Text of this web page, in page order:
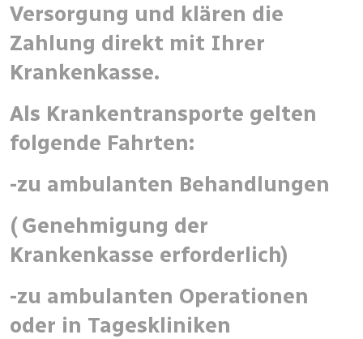
Versorgung und klären die
Zahlung direkt mit Ihrer
Krankenkasse.
Als Krankentransporte gelten
folgende Fahrten:
-zu ambulanten Behandlungen
( Genehmigung der
Krankenkasse erforderlich)
-zu ambulanten Operationen
oder in Tageskliniken